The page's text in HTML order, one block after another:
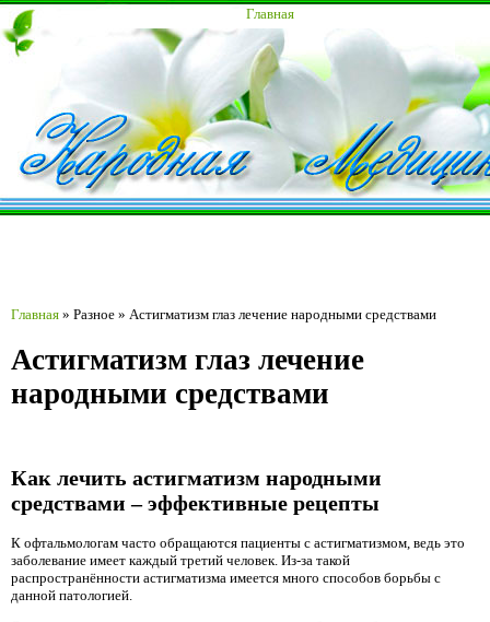
Главная
Главная » Разное » Астигматизм глаз лечение народными средствами
Астигматизм глаз лечение
народными средствами
Как лечить астигматизм народными
средствами – эффективные рецепты
К офтальмологам часто обращаются пациенты с астигматизмом, ведь это
заболевание имеет каждый третий человек. Из-за такой
распространённости астигматизма имеется много способов борьбы с
данной патологией.